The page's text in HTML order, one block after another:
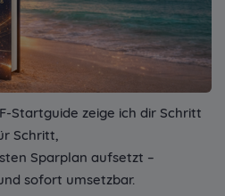
Startguide zeige ich dir Schritt
Schritt,
Sparplan aufsetzt –
sofort umsetzbar.